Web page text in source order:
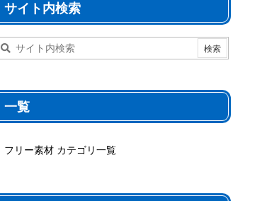
サイト内検索
一覧
フリー素材 カテゴリ一覧